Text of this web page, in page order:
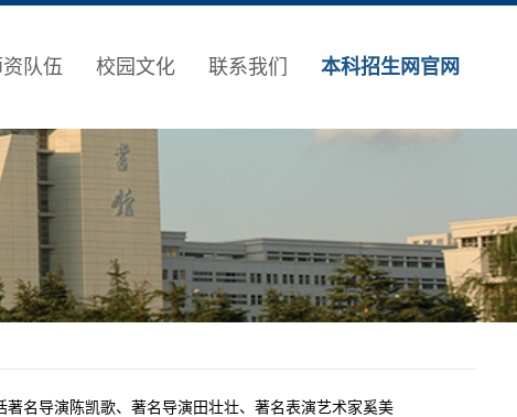
资队伍 校园文化 联系我们 本科招生网官网
名导演陈凯歌、著名导演田壮壮、著名表演艺术家奚美